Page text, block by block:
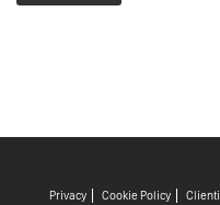
Privacy Cookie Policy Clienti